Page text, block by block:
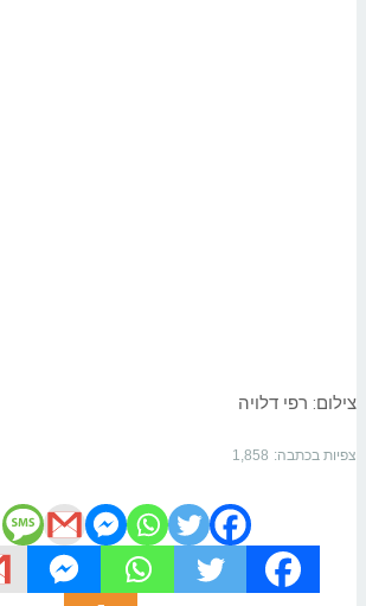
צילום: רפי דלויה
צפיות בכתבה: 1,858